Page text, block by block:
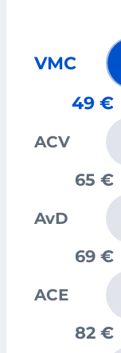
VMC
49 €
ACV
65 €
AvD
69 €
ACE
82 €